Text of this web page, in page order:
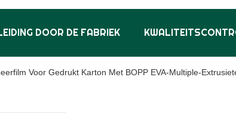
DOOR DE FABRIEK
Voor Gedrukt Karton Met BOPP EVA-Multiple-